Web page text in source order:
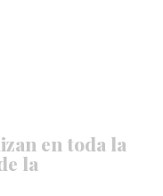
en toda la
la